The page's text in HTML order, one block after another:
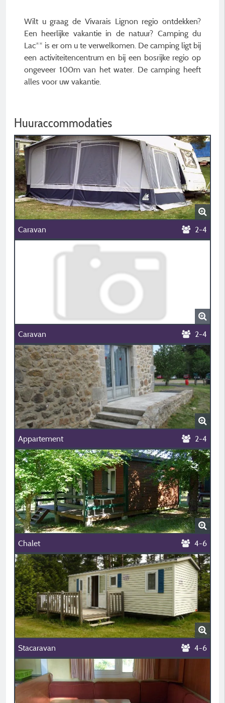
Wilt u graag de Vivarais Lignon regio ontdekken?
Een heerlijke vakantie in de natuur? Camping du
Lac** is er om u te verwelkomen. De camping ligt bij
een activiteitencentrum en bij een bosrijke regio op
ongeveer 100m van het water. De camping heeft
alles voor uw vakantie.
Huuraccommodaties
Caravan 2-4
Caravan 2-4
Appartement 2-4
Chalet 4-6
Stacaravan 4-6